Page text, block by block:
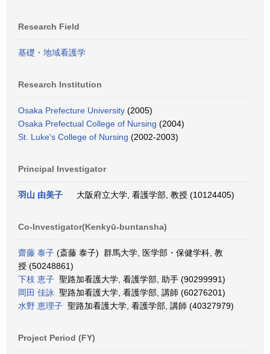
Research Field
基礎・地域看護学
Research Institution
Osaka Prefecture University (2005)
Osaka Prefectual College of Nursing (2004)
St. Luke's College of Nursing (2002-2003)
Principal Investigator
羽山 由美子 大阪府立大学, 看護学部, 教授 (10124405)
Co-Investigator(Kenkyū-buntansha)
齋藤 泰子 (斎藤 泰子) 群馬大学, 医学部・保健学科, 教
授 (50248861)
下枝 恵子 聖路加看護大学, 看護学部, 助手 (90299991)
岡田 佳詠 聖路加看護大学, 看護学部, 講師 (60276201)
水野 恵理子 聖路加看護大学, 看護学部, 講師 (40327979)
Project Period (FY)